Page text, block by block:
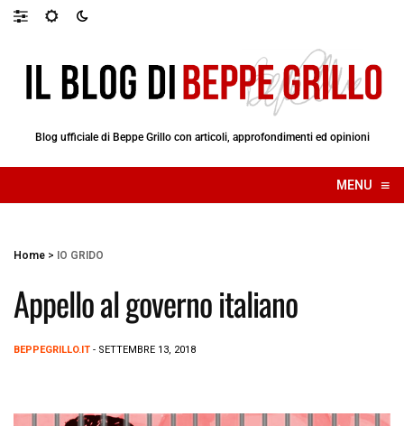
Blog ufficiale di Beppe Grillo con articoli, approfondimenti ed opinioni
MENU ≡
☰
Home > IO GRIDO
Appello al governo italiano
BEPPEGRILLO.IT - SETTEMBRE 13, 2018